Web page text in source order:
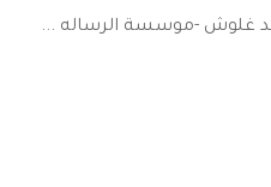
غلوش -موسسة الرساله ...